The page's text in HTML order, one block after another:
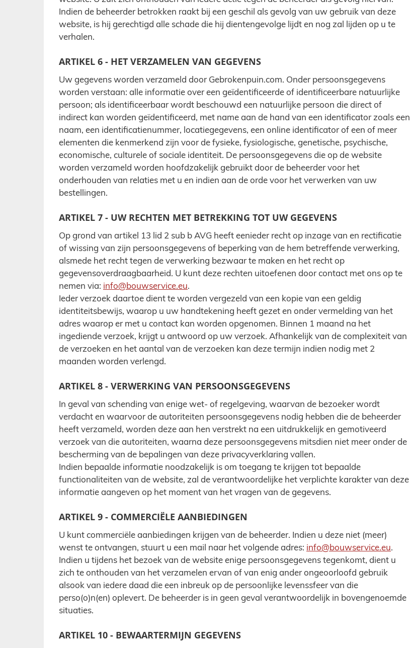
Indien de beheerder betrokken raakt bij een geschil als gevolg van uw gebruik van deze
website, is hij gerechtigd alle schade die hij dientengevolge lijdt en nog zal lijden op u te
verhalen.
ARTIKEL 6 - HET VERZAMELEN VAN GEGEVENS
Uw gegevens worden verzameld door Gebrokenpuin.com. Onder persoonsgegevens
worden verstaan: alle informatie over een geïdentificeerde of identificeerbare natuurlijke
persoon; als identificeerbaar wordt beschouwd een natuurlijke persoon die direct of
indirect kan worden geïdentificeerd, met name aan de hand van een identificator zoals een
naam, een identificatienummer, locatiegegevens, een online identificator of een of meer
elementen die kenmerkend zijn voor de fysieke, fysiologische, genetische, psychische,
economische, culturele of sociale identiteit. De persoonsgegevens die op de website
worden verzameld worden hoofdzakelijk gebruikt door de beheerder voor het
onderhouden van relaties met u en indien aan de orde voor het verwerken van uw
bestellingen.
ARTIKEL 7 - UW RECHTEN MET BETREKKING TOT UW GEGEVENS
Op grond van artikel 13 lid 2 sub b AVG heeft eenieder recht op inzage van en rectificatie
of wissing van zijn persoonsgegevens of beperking van de hem betreffende verwerking,
alsmede het recht tegen de verwerking bezwaar te maken en het recht op
gegevensoverdraagbaarheid. U kunt deze rechten uitoefenen door contact met ons op te
nemen via: info@bouwservice.eu.
Ieder verzoek daartoe dient te worden vergezeld van een kopie van een geldig
identiteitsbewijs, waarop u uw handtekening heeft gezet en onder vermelding van het
adres waarop er met u contact kan worden opgenomen. Binnen 1 maand na het
ingediende verzoek, krijgt u antwoord op uw verzoek. Afhankelijk van de complexiteit van
de verzoeken en het aantal van de verzoeken kan deze termijn indien nodig met 2
maanden worden verlengd.
ARTIKEL 8 - VERWERKING VAN PERSOONSGEGEVENS
In geval van schending van enige wet- of regelgeving, waarvan de bezoeker wordt
verdacht en waarvoor de autoriteiten persoonsgegevens nodig hebben die de beheerder
heeft verzameld, worden deze aan hen verstrekt na een uitdrukkelijk en gemotiveerd
verzoek van die autoriteiten, waarna deze persoonsgegevens mitsdien niet meer onder de
bescherming van de bepalingen van deze privacyverklaring vallen.
Indien bepaalde informatie noodzakelijk is om toegang te krijgen tot bepaalde
functionaliteiten van de website, zal de verantwoordelijke het verplichte karakter van deze
informatie aangeven op het moment van het vragen van de gegevens.
ARTIKEL 9 - COMMERCIËLE AANBIEDINGEN
U kunt commerciële aanbiedingen krijgen van de beheerder. Indien u deze niet (meer)
wenst te ontvangen, stuurt u een mail naar het volgende adres: info@bouwservice.eu.
Indien u tijdens het bezoek van de website enige persoonsgegevens tegenkomt, dient u
zich te onthouden van het verzamelen ervan of van enig ander ongeoorloofd gebruik
alsook van iedere daad die een inbreuk op de persoonlijke levenssfeer van die
perso(o)n(en) oplevert. De beheerder is in geen geval verantwoordelijk in bovengenoemde
situaties.
ARTIKEL 10 - BEWAARTERMIJN GEGEVENS